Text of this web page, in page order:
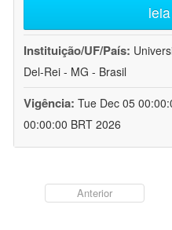
Instituição/UF/País:
Del-Rei - MG - Brasil
Vigência: Tue Dec 05
00:00:00 BRT 2026
Anterior